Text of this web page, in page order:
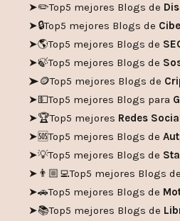
➤✏️Top5 mejores Blogs de
➤🔒Top5 mejores Blogs de
➤🌎Top5 mejores Blogs de
➤🍃Top5 mejores Blogs de
➤🪙Top5 mejores Blogs de
➤💵Top5 mejores Blogs para
➤🏆Top5 mejores Redes
➤🆘Top5 mejores Blogs de
➤💡Top5 mejores Blogs de
➤👨🏼‍💻Top5 mejores Blogs de
➤🚗Top5 mejores Blogs de
➤📚Top5 mejores Blogs de